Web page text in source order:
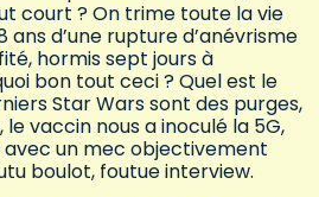
court ? On trime toute la vie
d’une rupture d’anévrisme
hormis sept jours à
bon tout ceci ? Quel est le
Star Wars sont des purges,
le vaccin nous a inoculé la 5G,
avec un mec objectivement
boulot, foutue interview.